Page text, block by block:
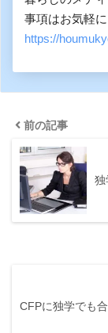
事項はお気軽
https://
前の記事
独
CFPに独学でも